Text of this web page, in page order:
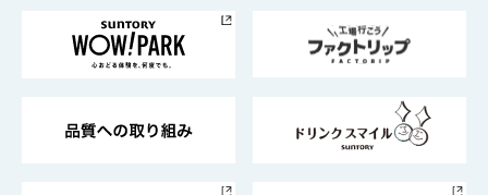
地域情報
サントリーサンバーズ大阪
サントリーが考えるサステナビリティ経営
企業概要